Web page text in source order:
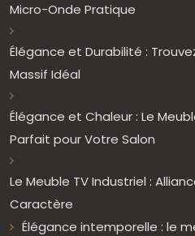
Micro-Onde Pratique
Élégance et Durabilité :
Massif Idéal
Élégance et Chaleur : Le
Parfait pour Votre Salon
Le Meuble TV Industriel :
Caractère
Élégance intemporelle : le